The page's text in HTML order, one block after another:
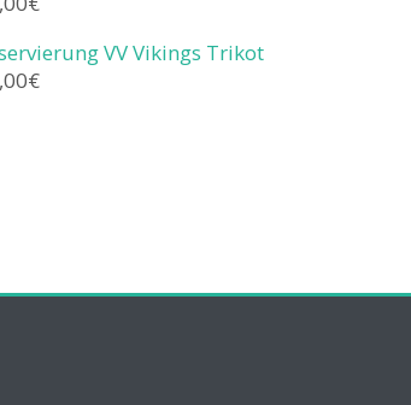
VV Vikings Trikot
€